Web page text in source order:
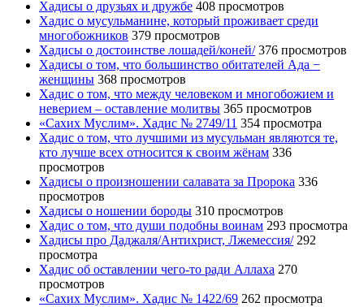
Хадисы о друзьях и дружбе 408 просмотров
Хадис о мусульманине, который проживает среди
многобожников 379 просмотров
Хадисы о достоинстве лошадей/коней/ 376 просмотров
Хадисы о том, что большинство обитателей Ада −
женщины 368 просмотров
Хадис о том, что между человеком и многобожием и
неверием – оставление молитвы 365 просмотров
«Сахих Муслим». Хадис № 2749/11 354 просмотра
Хадис о том, что лучшими из мусульман являются те,
кто лучше всех относится к своим жёнам 336
просмотров
Хадисы о произношении салавата за Пророка 336
просмотров
Хадисы о ношении бороды 310 просмотров
Хадис о том, что души подобны воинам 293 просмотра
Хадисы про Даджаля/Антихрист, Лжемессия/ 292
просмотра
Хадис об оставлении чего-то ради Аллаха 270
просмотров
«Сахих Муслим». Хадис № 1422/69 262 просмотра